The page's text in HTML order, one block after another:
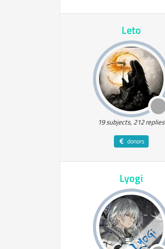
Leto
19 subjects, 212 replies
donors
Lyogi